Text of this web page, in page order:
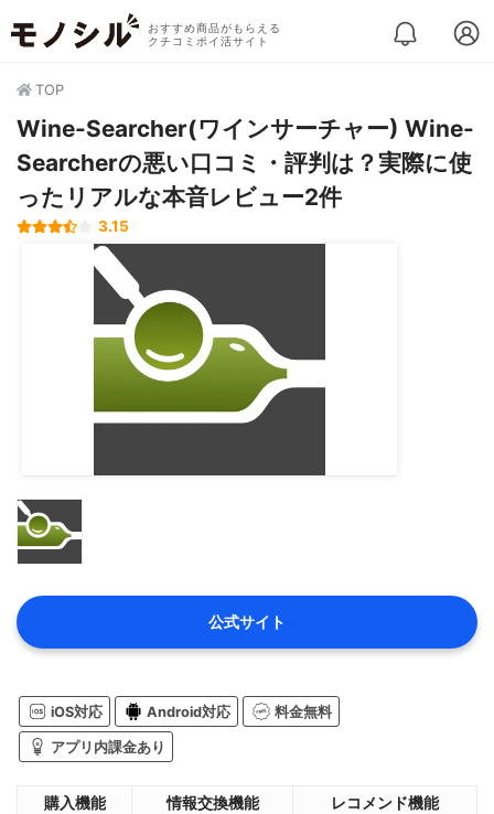
おすすめ商品がもらえる
クチコミポイ活サイト
TOP
Wine-Searcher(ワインサーチャー) Wine-
Searcherの悪い口コミ・評判は？実際に使
ったリアルな本音レビュー2件
3.15
公式サイト
iOS対応 Android対応 料金無料
アプリ内課金あり
購入機能 情報交換機能 レコメンド機能